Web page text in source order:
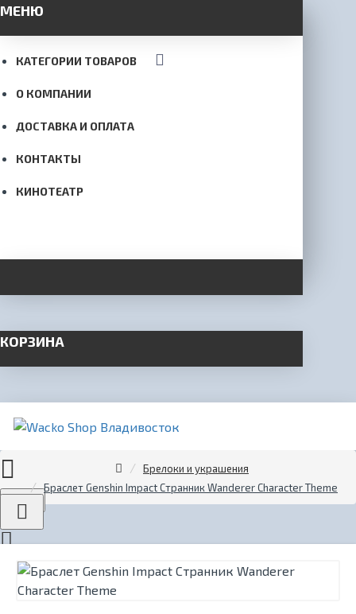
МЕНЮ
КАТЕГОРИИ ТОВАРОВ
О КОМПАНИИ
ДОСТАВКА И ОПЛАТА
КОНТАКТЫ
КИНОТЕАТР
КОРЗИНА
Menu
Брелоки и украшения
Браслет Genshin Impact Странник Wanderer Character Theme